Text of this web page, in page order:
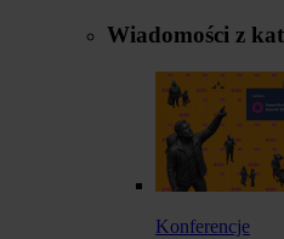
Wiadomości z
Konferencje